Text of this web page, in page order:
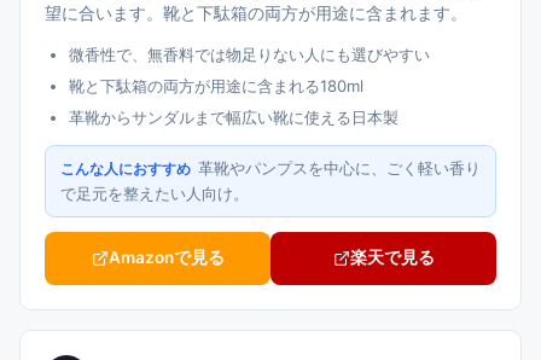
望に合います。靴と下駄箱の両方が用途に含まれます。
微香性で、無香料では物足りない人にも選びやすい
靴と下駄箱の両方が用途に含まれる180ml
革靴からサンダルまで幅広い靴に使える日本製
こんな人におすすめ 革靴やパンプスを中心に、ごく軽い香り
で足元を整えたい人向け。
Amazonで見る 楽天で見る